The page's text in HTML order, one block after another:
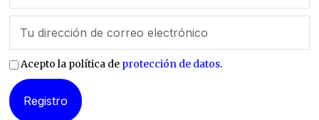
Acepto la política de protección de datos.